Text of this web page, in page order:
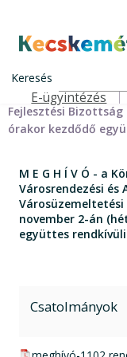
tartalomra
Kecskemét
Keresés
Felső navigáció
E-ügyintézés
M E G H Í V Ó - a
Agár Bizottság,
Fejlesztési Bizottság
órakor kezdődő
M E G H Í V Ó - a
Városrendezési
Városüzemeltetési
november 2-án
együttes
Csatolmányok